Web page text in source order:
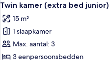
foto's
voor
Twin
kamer
(extra
5
Twin kamer (extra bed junior)
15 m²
1 slaapkamer
Max. aantal: 3
3 eenpersoonsbedden